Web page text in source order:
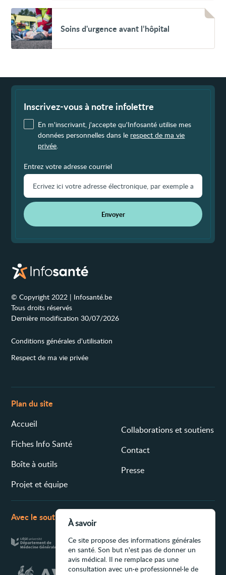
Voir
Soins
d'urgence
avant
l’hôpital
Soins d'urgence avant l’hôpital
Inscrivez-vous à notre infolettre
En m'inscrivant, j'accepte qu'Infosanté utilise mes
données personnelles dans le respect de ma vie
privée
Entrez votre adresse courriel
Envoyer
© Copyright 2022 | Infosanté.be
Tous droits réservés
Dernière modification 30/07/2026
Conditions générales d'utilisation
Respect de ma vie privée
Plan du site
Accueil
Fiches Info Santé
Boîte à outils
Projet et équipe
Collaborations et soutiens
Contact
Presse
Avec le soutien de
À savoir
Ce site propose des informations générales
en santé. Son but n'est pas de donner un
avis médical. Il ne remplace pas une
consultation avec un·e professionnel·le de